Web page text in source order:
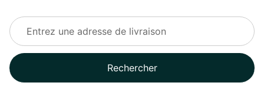
Rechercher